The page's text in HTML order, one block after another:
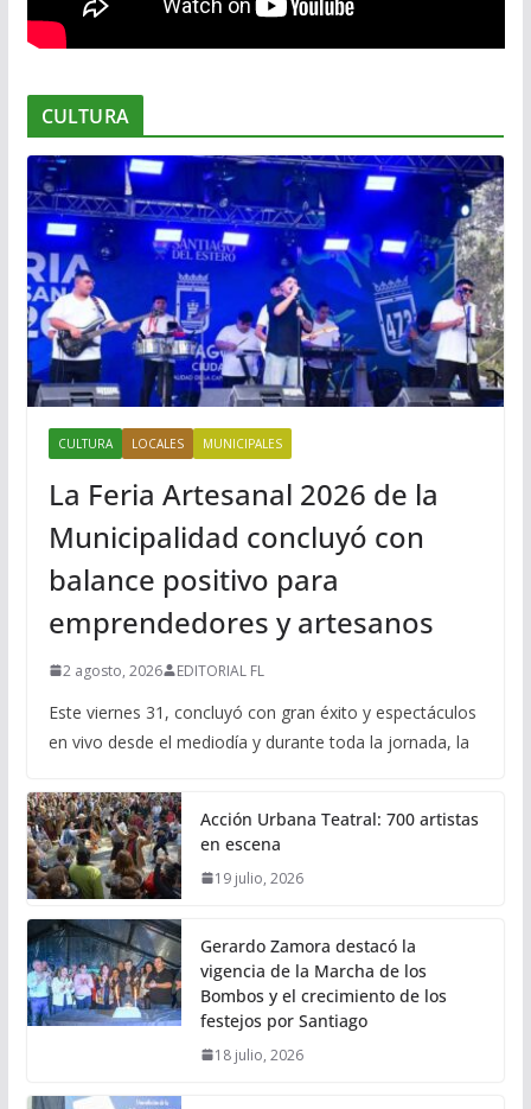
CULTURA
CULTURA LOCALES MUNICIPALES
La Feria Artesanal 2026 de la
Municipalidad concluyó con
balance positivo para
emprendedores y artesanos
2 agosto, 2026 EDITORIAL FL
Este viernes 31, concluyó con gran éxito y espectáculos
en vivo desde el mediodía y durante toda la jornada, la
Acción Urbana Teatral: 700 artistas
en escena
19 julio, 2026
Gerardo Zamora destacó la
vigencia de la Marcha de los
Bombos y el crecimiento de los
festejos por Santiago
18 julio, 2026